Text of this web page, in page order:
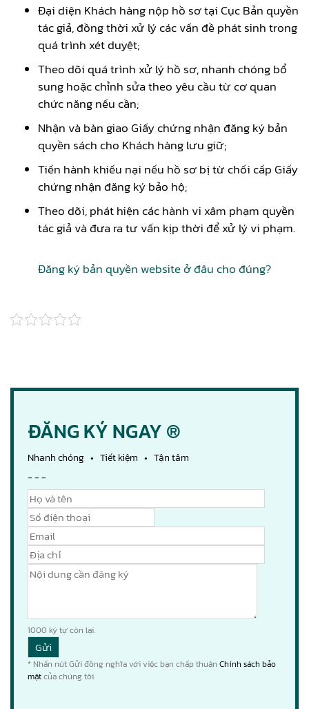
Đại diện Khách hàng nộp hồ sơ tại Cục Bản quyền
tác giả, đồng thời xử lý các vấn đề phát sinh trong
quá trình xét duyệt;
Theo dõi quá trình xử lý hồ sơ, nhanh chóng bổ
sung hoặc chỉnh sửa theo yêu cầu từ cơ quan
chức năng nếu cần;
Nhận và bàn giao Giấy chứng nhận đăng ký bản
quyền sách cho Khách hàng lưu giữ;
Tiến hành khiếu nại nếu hồ sơ bị từ chối cấp Giấy
chứng nhận đăng ký bảo hộ;
Theo dõi, phát hiện các hành vi xâm phạm quyền
tác giả và đưa ra tư vấn kịp thời để xử lý vi phạm.
Đăng ký bản quyền website ở đâu cho đúng?
ĐĂNG KÝ NGAY ®
Nhanh chóng • Tiết kiệm • Tận tâm
- - -
1000 ký tự còn lại.
* Nhấn nút Gửi đồng nghĩa với việc bạn chấp thuận Chính sách bảo
mậtcủa chúng tôi.